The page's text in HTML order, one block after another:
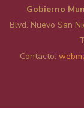
Gobierno
Blvd. Nuevo San
Contacto: web